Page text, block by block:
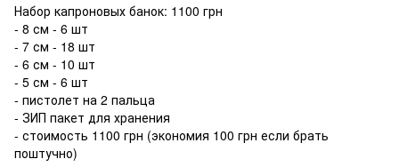
Набор капроновых банок: 1100 грн
- 8 см - 6 шт
- 7 см - 18 шт
- 6 см - 10 шт
- 5 см - 6 шт
- пистолет на 2 пальца
- ЗИП пакет для хранения
- стоимость 1100 грн (экономия 100 грн если брать
поштучно)